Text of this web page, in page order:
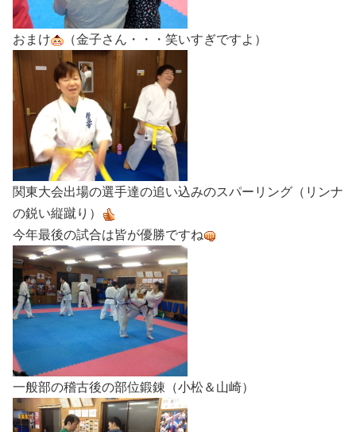
おまけ （金子さん・・・笑いすぎですよ）
関東大会出場の選手達の追い込みのスパーリング（リンナ
の鋭い縦蹴り）
今年最後の試合は皆が優勝ですね
一般部の稽古後の部位鍛錬（小松＆山崎）